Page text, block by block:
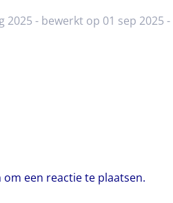
2025 - bewerkt op 01 sep 2025 -
om een reactie te plaatsen.